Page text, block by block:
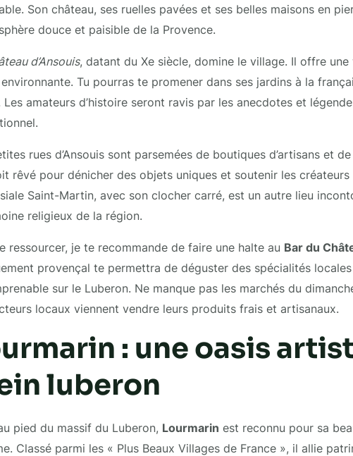
Son château, ses ruelles pavées et ses belles maisons en
douce et paisible de la Provence.
d’Ansouis, datant du Xe siècle, domine le village. Il offre une
Tu pourras te promener dans ses jardins à la
Les amateurs d’histoire seront ravis par les anecdotes et
rues d’Ansouis sont parsemées de boutiques d’artisans et de
rêvé pour dénicher des objets uniques et soutenir les créateurs
Saint-Martin, avec son clocher carré, est un autre lieu
religieux de la région.
ressourcer, je te recommande de faire une halte au Bar du
provençal te permettra de déguster des spécialités
sur le Luberon. Ne manque pas les marchés du
locaux viennent vendre leurs produits frais et artisanaux.
: une oasis
luberon
pied du massif du Luberon, Lourmarin est reconnu pour sa
Classé parmi les « Plus Beaux Villages de France », il allie